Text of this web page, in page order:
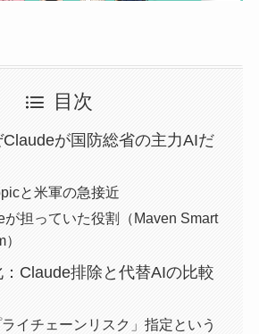
目次
が国防総省の主力AIだ
と米軍の急接近
が担っていた役割（Maven Smart
Claude排除と代替AIの比較
ライチェーンリスク」指定という